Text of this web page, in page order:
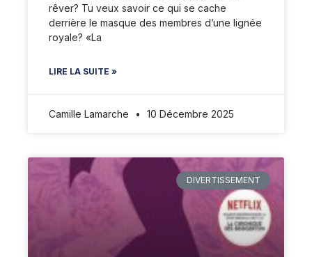
rêver? Tu veux savoir ce qui se cache
derrière le masque des membres d’une lignée
royale? «La
LIRE LA SUITE »
Camille Lamarche 10 Décembre 2025
DIVERTISSEMENT